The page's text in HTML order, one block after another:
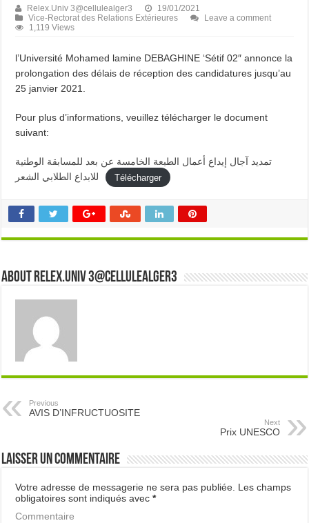
Relex.Univ 3@cellulealger3
19/01/2021
Vice-Rectorat des Relations Extérieures
Leave a comment
1,119 Views
l’Université Mohamed lamine DEBAGHINE ‘Sétif 02″ annonce la
prolongation des délais de réception des candidatures jusqu’au
25 janvier 2021.
Pour plus d’informations, veuillez télécharger le document
suivant:
تمديد آجال إيداع أعمال الطبعة الخامسة عن بعد للمسابقة الوطنية
للابداع الطلابي الشعر
Télécharger
About Relex.Univ 3@cellulealger3
Previous
AVIS D’INFRUCTUOSITE
Next
Prix UNESCO
Laisser un commentaire
Votre adresse de messagerie ne sera pas publiée. Les champs
obligatoires sont indiqués avec*
Commentaire